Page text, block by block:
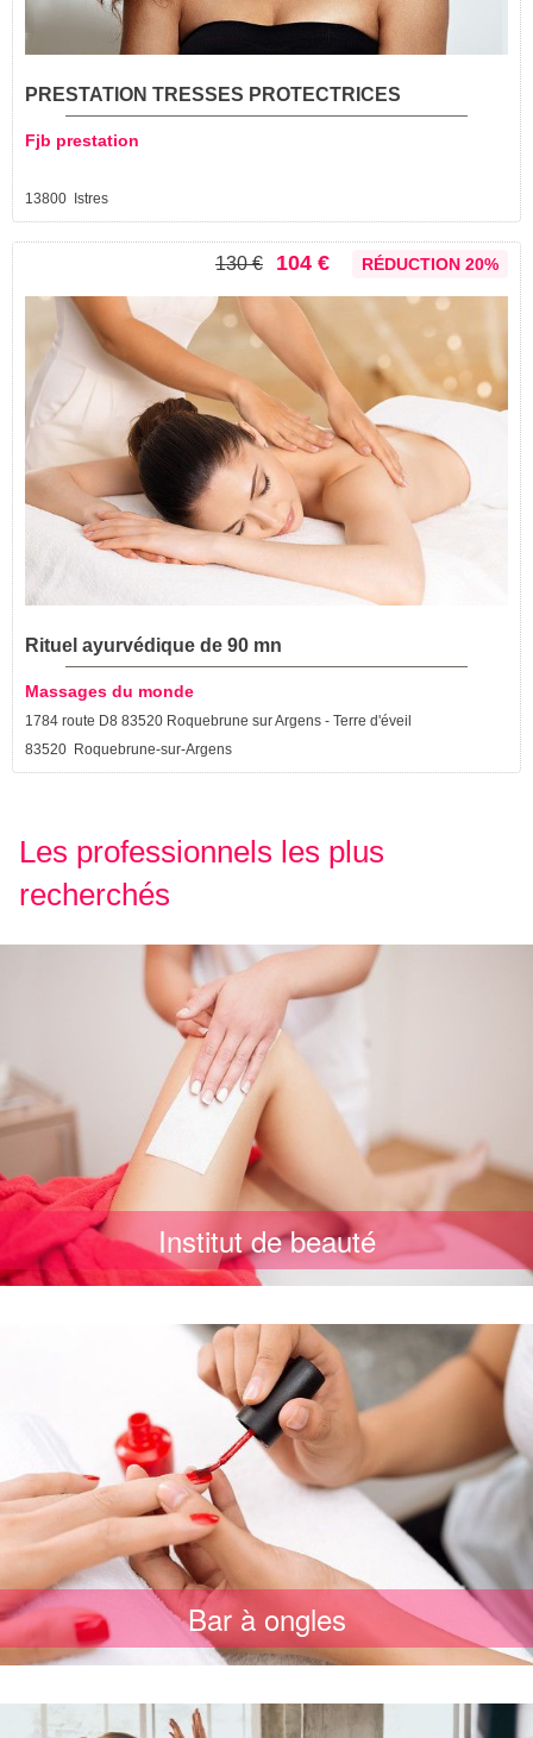
PRESTATION TRESSES PROTECTRICES
Fjb prestation
13800 Istres
130 € 104 € RÉDUCTION 20%
Rituel ayurvédique de 90 mn
Massages du monde
1784 route D8 83520 Roquebrune sur Argens - Terre d'éveil
83520 Roquebrune-sur-Argens
Les professionnels les plus
recherchés
Institut de beauté
Bar à ongles